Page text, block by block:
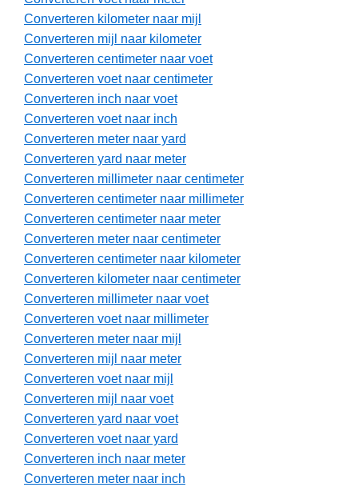
Converteren kilometer naar mijl
Converteren mijl naar kilometer
Converteren centimeter naar voet
Converteren voet naar centimeter
Converteren inch naar voet
Converteren voet naar inch
Converteren meter naar yard
Converteren yard naar meter
Converteren millimeter naar centimeter
Converteren centimeter naar millimeter
Converteren centimeter naar meter
Converteren meter naar centimeter
Converteren centimeter naar kilometer
Converteren kilometer naar centimeter
Converteren millimeter naar voet
Converteren voet naar millimeter
Converteren meter naar mijl
Converteren mijl naar meter
Converteren voet naar mijl
Converteren mijl naar voet
Converteren yard naar voet
Converteren voet naar yard
Converteren inch naar meter
Converteren meter naar inch